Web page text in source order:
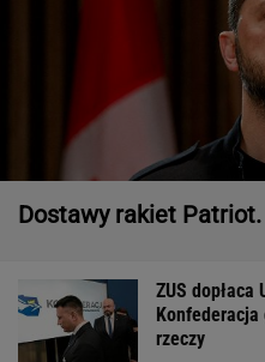
Dostawy rakiet
ZUS dopłaca
rzeczy